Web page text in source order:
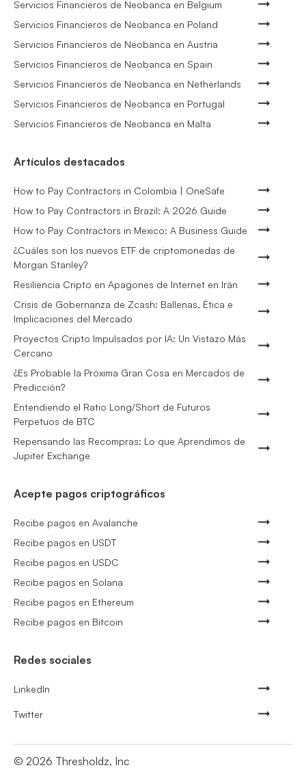
Servicios Financieros de Neobanca en Belgium
Servicios Financieros de Neobanca en Poland
Servicios Financieros de Neobanca en Austria
Servicios Financieros de Neobanca en Spain
Servicios Financieros de Neobanca en Netherlands
Servicios Financieros de Neobanca en Portugal
Servicios Financieros de Neobanca en Malta
Artículos destacados
How to Pay Contractors in Colombia | OneSafe
How to Pay Contractors in Brazil: A 2026 Guide
How to Pay Contractors in Mexico: A Business Guide
¿Cuáles son los nuevos ETF de criptomonedas de
Morgan Stanley?
Resiliencia Cripto en Apagones de Internet en Irán
Crisis de Gobernanza de Zcash: Ballenas, Ética e
Implicaciones del Mercado
Proyectos Cripto Impulsados por IA: Un Vistazo Más
Cercano
¿Es Probable la Próxima Gran Cosa en Mercados de
Predicción?
Entendiendo el Ratio Long/Short de Futuros
Perpetuos de BTC
Repensando las Recompras: Lo que Aprendimos de
Jupiter Exchange
Acepte pagos criptográficos
Recibe pagos en Avalanche
Recibe pagos en USDT
Recibe pagos en USDC
Recibe pagos en Solana
Recibe pagos en Ethereum
Recibe pagos en Bitcoin
Redes sociales
LinkedIn
Twitter
© 2026 Thresholdz, Inc